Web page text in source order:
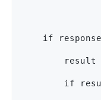
if
result
if